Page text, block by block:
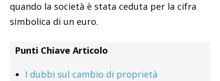
quando la società è stata ceduta per la cifra
simbolica di un euro.
Punti Chiave Articolo
I dubbi sul cambio di proprietà